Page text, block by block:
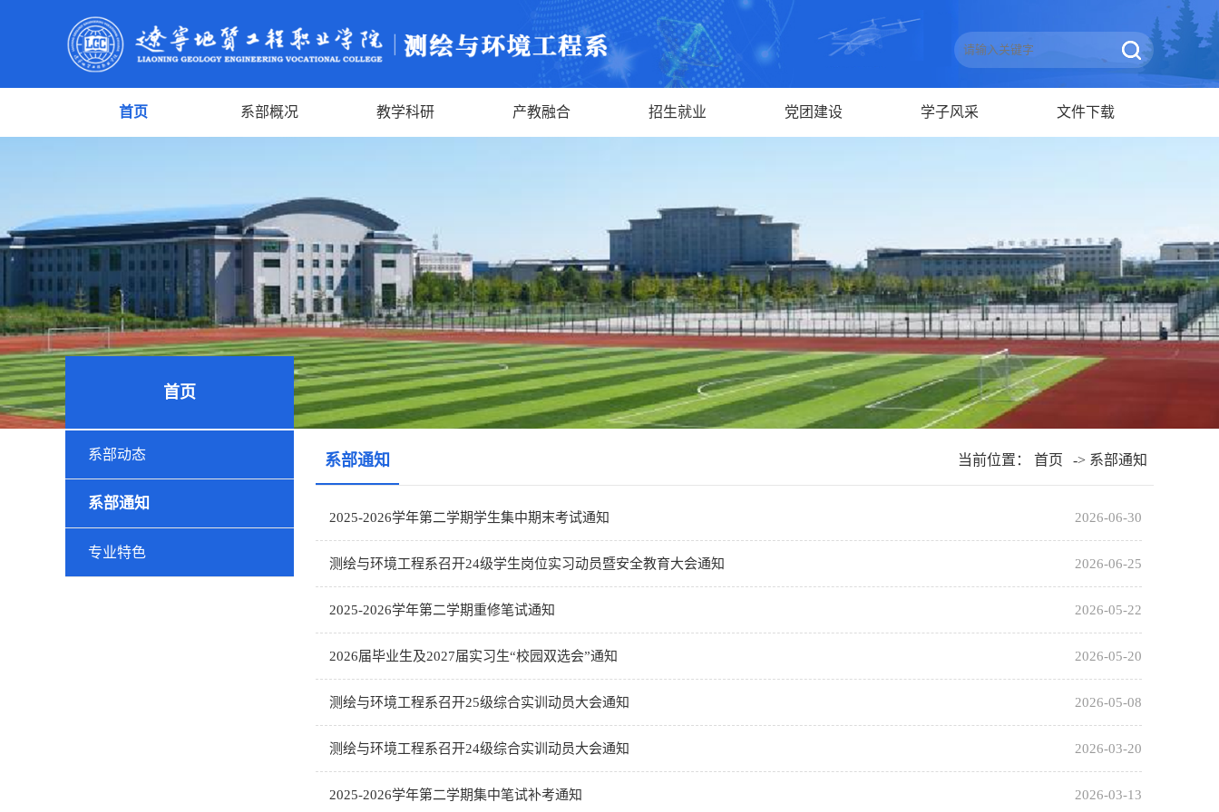
首页 系部概况 教学科研 产教融合 招生就业 党团建设 学子风采 文件下载
首页
系部动态
系部通知
专业特色
系部通知 当前位置： 首页 -> 系部通知
2026-06-30
2025-2026学年第二学期学生集中期末考试通知
2026-06-25
测绘与环境工程系召开24级学生岗位实习动员暨安全教育大会通知
2026-05-22
2025-2026学年第二学期重修笔试通知
2026-05-20
2026届毕业生及2027届实习生“校园双选会”通知
2026-05-08
测绘与环境工程系召开25级综合实训动员大会通知
2026-03-20
测绘与环境工程系召开24级综合实训动员大会通知
2026-03-13
2025-2026学年第二学期集中笔试补考通知